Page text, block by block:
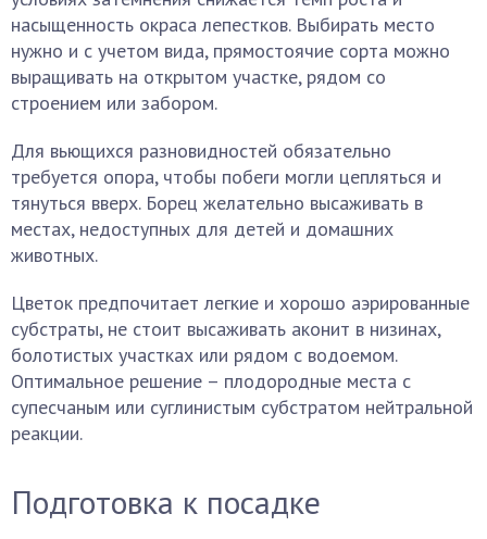
насыщенность окраса лепестков. Выбирать место
нужно и с учетом вида, прямостоячие сорта можно
выращивать на открытом участке, рядом со
строением или забором.
Для вьющихся разновидностей обязательно
требуется опора, чтобы побеги могли цепляться и
тянуться вверх. Борец желательно высаживать в
местах, недоступных для детей и домашних
животных.
Цветок предпочитает легкие и хорошо аэрированные
субстраты, не стоит высаживать аконит в низинах,
болотистых участках или рядом с водоемом.
Оптимальное решение – плодородные места с
супесчаным или суглинистым субстратом нейтральной
реакции.
Подготовка к посадке